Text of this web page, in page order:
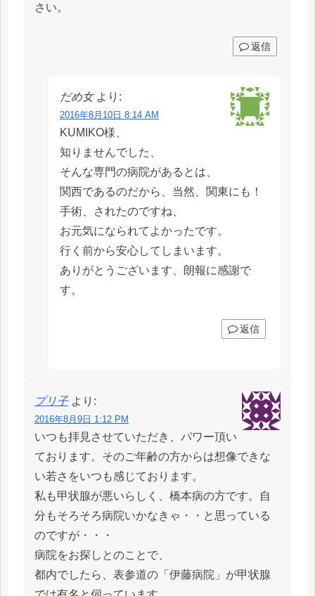
さい。
返信
だめ女 より:
2016年8月10日 8:14 AM
KUMIKO様、
知りませんでした、
そんな専門の病院があるとは、
関西であるのだから、当然、関東にも！
手術、されたのですね、
お元気になられてよかったです。
行く前から安心してしまいます。
ありがとうございます、朗報に感謝で
す。
返信
プリ子 より:
2016年8月9日 1:12 PM
いつも拝見させていただき、パワー頂い
ております。そのご年齢の方からは想像できな
い若さをいつも感じております。
私も甲状腺が悪いらしく、橋本病の方です。自
分もそろそろ病院いかなきゃ・・と思っている
のですが・・・
病院をお探しとのことで、
都内でしたら、表参道の「伊藤病院」が甲状腺